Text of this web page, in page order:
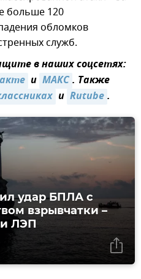
больше 120
обломков
служб.
в наших соцсетях:
и MAКС. Также
и Rutube.
удар БПЛА с
взрывчатки –
ЛЭП